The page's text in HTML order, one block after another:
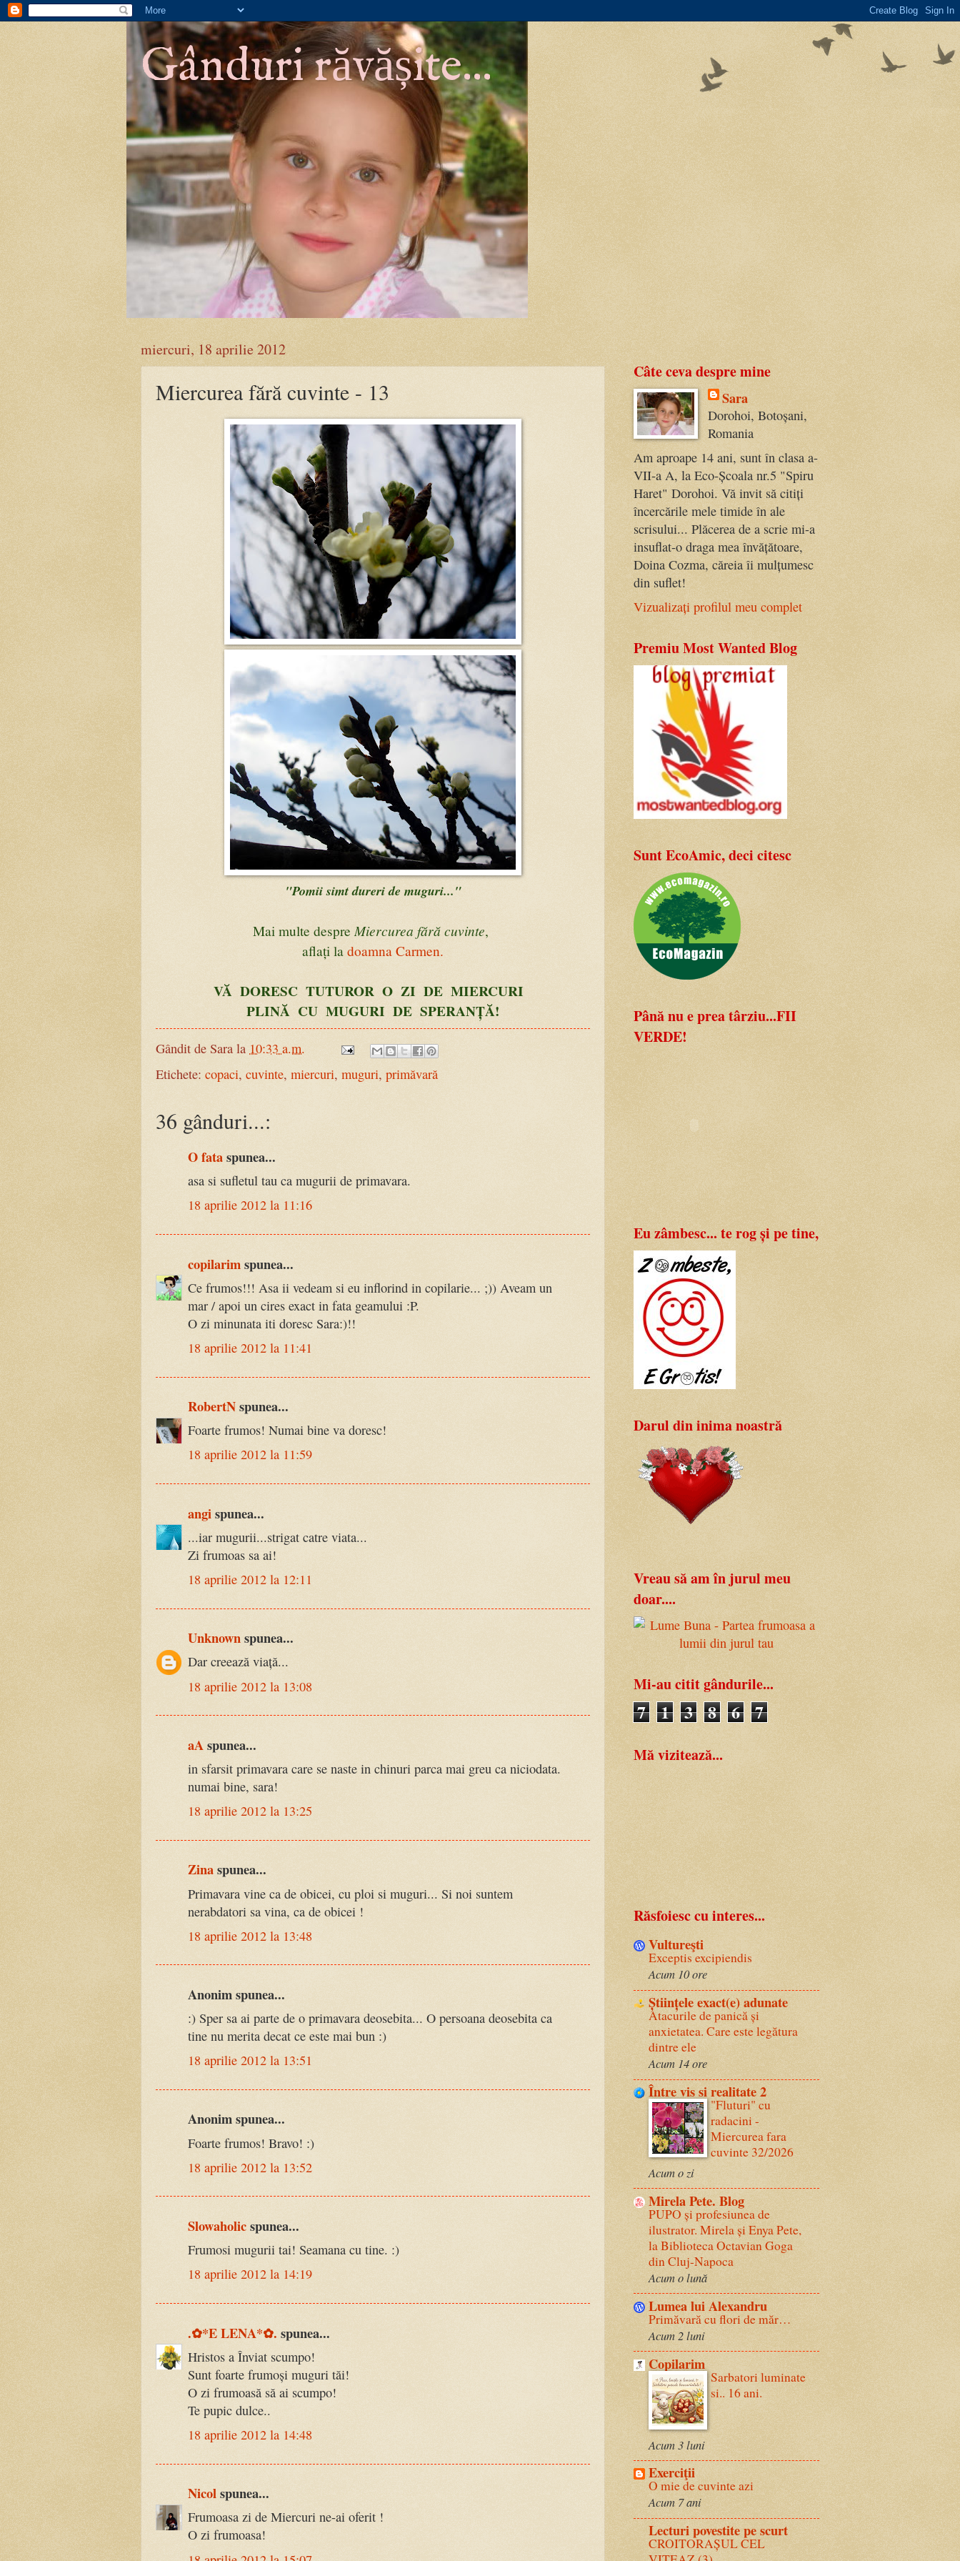
Gânduri răvășite...
miercuri, 18 aprilie 2012
Miercurea fără cuvinte - 13
"Pomii simt dureri de muguri..."
Mai multe despreMiercurea fără cuvinte,
aflați la doamna Carmen.
VĂ DORESC TUTUROR O ZI DE MIERCURI
PLINĂ CU MUGURI DE SPERANȚĂ!
Gândit de Sara la 10:33 a.m.
Etichete: copaci, cuvinte, miercuri, muguri, primăvară
36 gânduri...:
O fataspunea...
asa si sufletul tau ca mugurii de primavara.
18 aprilie 2012 la 11:16
copilarimspunea...
Ce frumos!!! Asa ii vedeam si eu inflorind in copilarie... ;)) Aveam un
mar / apoi un cires exact in fata geamului :P.
O zi minunata iti doresc Sara:)!!
18 aprilie 2012 la 11:41
RobertNspunea...
Foarte frumos! Numai bine va doresc!
18 aprilie 2012 la 11:59
angispunea...
...iar mugurii...strigat catre viata...
Zi frumoas sa ai!
18 aprilie 2012 la 12:11
Unknownspunea...
Dar creează viață...
18 aprilie 2012 la 13:08
aAspunea...
in sfarsit primavara care se naste in chinuri parca mai greu ca niciodata.
numai bine, sara!
18 aprilie 2012 la 13:25
Zinaspunea...
Primavara vine ca de obicei, cu ploi si muguri... Si noi suntem
nerabdatori sa vina, ca de obicei !
18 aprilie 2012 la 13:48
Anonim spunea...
:) Sper sa ai parte de o primavara deosebita... O persoana deosebita ca
tine nu merita decat ce este mai bun :)
18 aprilie 2012 la 13:51
Anonim spunea...
Foarte frumos! Bravo! :)
18 aprilie 2012 la 13:52
Slowaholicspunea...
Frumosi mugurii tai! Seamana cu tine. :)
18 aprilie 2012 la 14:19
.✿*E LENA*✿. spunea...
Hristos a Înviat scumpo!
Sunt foarte frumoși muguri tăi!
O zi frumoasă să ai scumpo!
Te pupic dulce..
18 aprilie 2012 la 14:48
Nicolspunea...
Frumoasa zi de Miercuri ne-ai oferit !
O zi frumoasa!
Câte ceva despre mine
Sara
Dorohoi, Botoșani,
Romania
Am aproape 14 ani, sunt în clasa a-
VII-a A, la Eco-Școala nr.5 "Spiru
Haret" Dorohoi. Vă invit să citiți
încercările mele timide în ale
scrisului... Plăcerea de a scrie mi-a
insuflat-o draga mea învățătoare,
Doina Cozma, căreia îi mulțumesc
din suflet!
Vizualizați profilul meu complet
Premiu Most Wanted Blog
Sunt EcoAmic, deci citesc
Până nu e prea târziu...FII
VERDE!
Eu zâmbesc... te rog și pe tine,
Darul din inima noastră
Vreau să am în jurul meu
doar....
Mi-au citit gândurile...
7 1 3 8 6 7
Mă vizitează...
Răsfoiesc cu interes...
Vultureşti
Exceptis excipiendis
Acum 10 ore
Științele exact(e) adunate
Atacurile de panică și
anxietatea. Care este legătura
dintre ele
Acum 14 ore
Între vis si realitate 2
"Fluturi" cu
radacini -
Miercurea fara
cuvinte 32/2026
Acum o zi
Mirela Pete. Blog
PUPO și profesiunea de
ilustrator. Mirela și Enya Pete,
la Biblioteca Octavian Goga
din Cluj-Napoca
Acum o lună
Lumea lui Alexandru
Primăvară cu flori de măr…
Acum 2 luni
Copilarim
Sarbatori luminate
si.. 16 ani.
Acum 3 luni
Exerciţii
O mie de cuvinte azi
Acum 7 ani
Lecturi povestite pe scurt
CROITORAȘUL CEL